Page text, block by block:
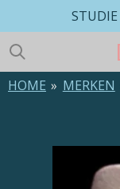
direct
naar
de
hoofdinhoud
STUDIE
HOME » MERKEN